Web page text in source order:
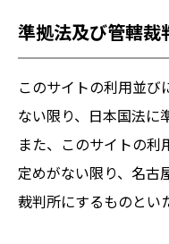
準拠法及び管轄裁
このサイトの利用並び
ない限り、日本国法に
また、このサイトの
定めがない限り、名古
裁判所にするものとい